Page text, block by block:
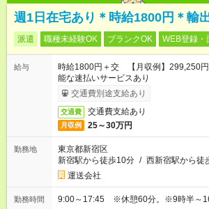
週1日在宅あり＊時給1800円＊輸
派遣 職種未経験OK ブランクOK WEB登録・
給与
時給1800円＋交 【月収例】299,250
能な速払いサービスあり
交通費別途支給あり
交通費 交通費支給あり
月収例 25～30万円
勤務地
東京都新宿区
新宿駅から徒歩10分 / 西新宿駅から徒
運送会社
勤務時間 9:00～17:45 ※休憩60分。※9時半～16